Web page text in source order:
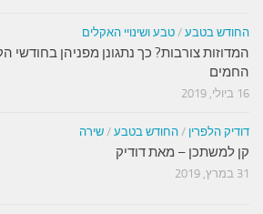
בטבע/טבע ושינויי האקלים
צורבות? כך נתגונן מפניהן בחודשי הקיץ
הלפרין/החודש בטבע/שירה
למשתכן – מאת דודיק